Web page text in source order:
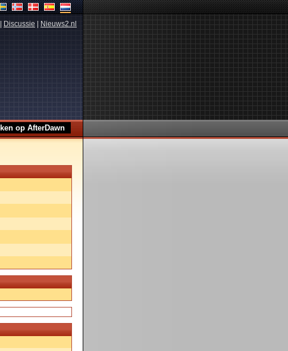
Discussie Nieuws2.nl